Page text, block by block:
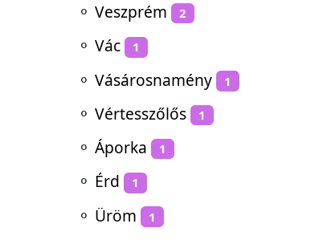
⚬ Veszprém 2
⚬ Vác 1
⚬ Vásárosnamény 1
⚬ Vértesszőlős 1
⚬ Áporka 1
⚬ Érd 1
⚬ Üröm 1